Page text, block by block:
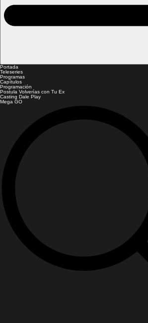
Portada
Teleseries
Programas
Capítulos
Programación
Postula Volverías con Tu Ex
Casting Dale Play
Mega GO